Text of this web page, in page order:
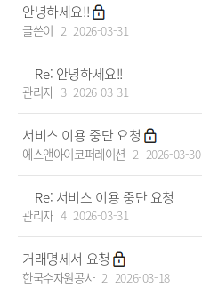
안녕하세요!!
글쓴이 2 2026-03-31
Re: 안녕하세요!!
관리자 3 2026-03-31
서비스 이용 중단 요청
에스앤아이코퍼레이션 2 2026-03-30
Re: 서비스 이용 중단 요청
관리자 4 2026-03-31
거래명세서 요청
한국수자원공사 2 2026-03-18